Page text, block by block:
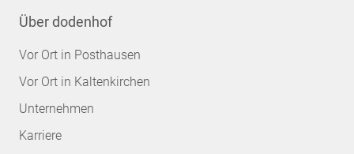
Über dodenhof
Vor Ort in Posthausen
Vor Ort in Kaltenkirchen
Unternehmen
Karriere